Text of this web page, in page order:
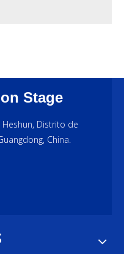
Stage
Heshun, Distrito de
China.